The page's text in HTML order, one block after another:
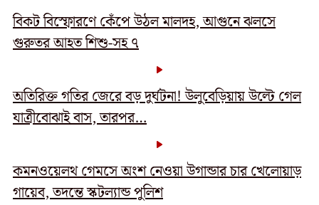
বিকট বিস্ফোরণে কেঁপে উঠল মালদহ, আগুনে ঝলসে
গুরুতর আহত শিশু-সহ ৭
অতিরিক্ত গতির জেরে বড় দুর্ঘটনা! উলুবেড়িয়ায় উল্টে গেল
যাত্রীবোঝাই বাস, তারপর…
কমনওয়েলথ গেমসে অংশ নেওয়া উগান্ডার চার খেলোয়াড়
গায়েব, তদন্তে স্কটল্যান্ড পুলিশ